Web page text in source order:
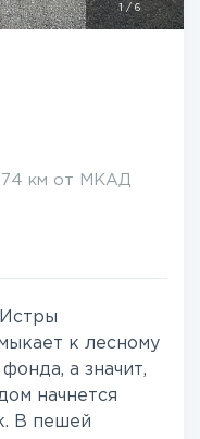
1/6
74 км от МКАД
к лесному
а значит,
начнется
В пешей